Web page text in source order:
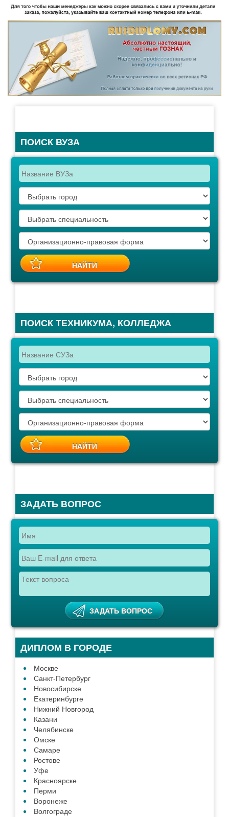
ПОИСК ВУЗА
ПОИСК ТЕХНИКУМА, КОЛЛЕДЖА
ЗАДАТЬ ВОПРОС
ДИПЛОМ В ГОРОДЕ
Москве
Санкт-Петербург
Новосибирске
Екатеринбурге
Нижний Новгород
Казани
Челябинске
Омске
Самаре
Ростове
Уфе
Красноярске
Перми
Воронеже
Волгограде